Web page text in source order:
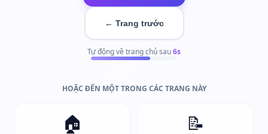
← Trang trước
Tự động về trang chủ sau6s
HOẶC ĐẾN MỘT TRONG CÁC TRANG NÀY
🏠 📝